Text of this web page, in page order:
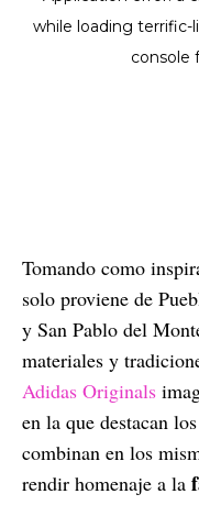
Tomando como
solo proviene de
y San Pablo del
materiales y
Adidas Originals
en la que destacan
combinan en los
rendir homenaje a la